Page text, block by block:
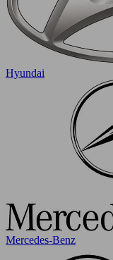
Hyundai
Mercedes-Benz